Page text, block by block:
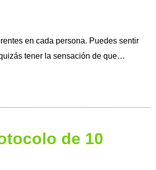
en cada persona. Puedes sentir
tener la sensación de que…
de 10